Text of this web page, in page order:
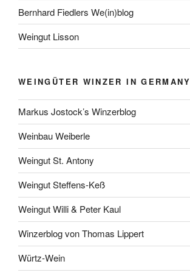
Bernhard Fiedlers We(in)blog
Weingut Lisson
WEINGÜTER WINZER IN GERMANY
Markus Jostock’s Winzerblog
Weinbau Weiberle
Weingut St. Antony
Weingut Steffens-Keß
Weingut Willi & Peter Kaul
Winzerblog von Thomas Lippert
Würtz-Wein